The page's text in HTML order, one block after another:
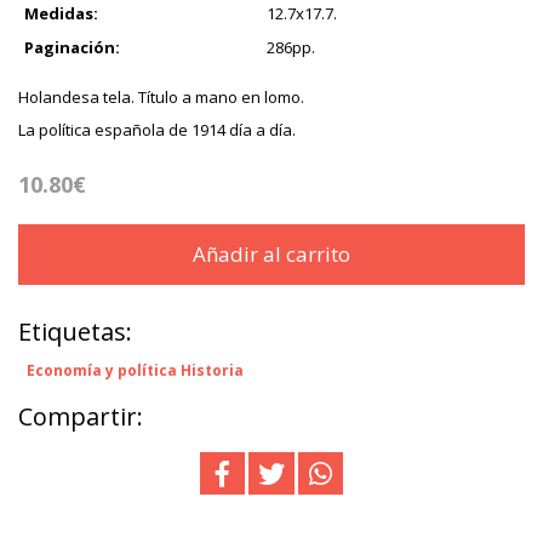
Medidas:
12.7x17.7.
Paginación:
286pp.
Holandesa tela. Título a mano en lomo.
La política española de 1914 día a día.
10.80€
Añadir al carrito
Etiquetas:
Economía y política Historia
Compartir: